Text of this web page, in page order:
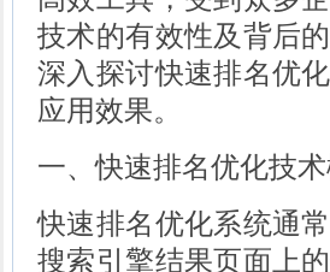
技术的有效性及背后
深入探讨快速排名优
应用效果。
一、快速排名优化技
快速排名优化系统通
搜索引擎结果页面上